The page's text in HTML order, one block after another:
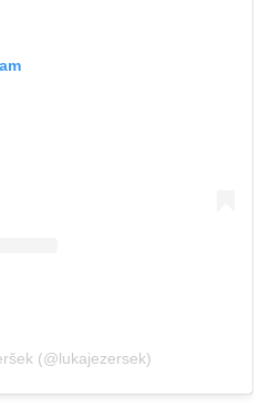
(@lukajezersek)